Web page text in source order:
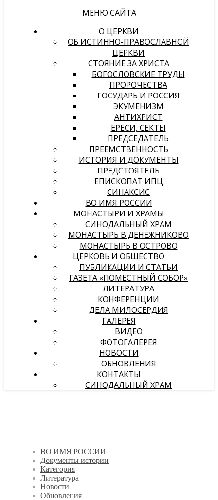
МЕНЮ САЙТА
О ЦЕРКВИ
ОБ ИСТИННО-ПРАВОСЛАВНОЙ
ЦЕРКВИ
СТОЯНИЕ ЗА ХРИСТА
БОГОСЛОВСКИЕ ТРУДЫ
ПРОРОЧЕСТВА
ГОСУДАРЬ И РОССИЯ
ЭКУМЕНИЗМ
АНТИХРИСТ
ЕРЕСИ, СЕКТЫ
ПРЕДСЕДАТЕЛЬ
ПРЕЕМСТВЕННОСТЬ
ИСТОРИЯ И ДОКУМЕНТЫ
ПРЕДСТОЯТЕЛЬ
ЕПИСКОПАТ ИПЦ
СИНАКСИС
ВО ИМЯ РОССИИ
МОНАСТЫРИ И ХРАМЫ
СИНОДАЛЬНЫЙ ХРАМ
МОНАСТЫРЬ В ДЕНЕЖНИКОВО
МОНАСТЫРЬ В ОСТРОВО
ЦЕРКОВЬ И ОБЩЕСТВО
ПУБЛИКАЦИИ И СТАТЬИ
ГАЗЕТА «ПОМЕСТНЫЙ СОБОР»
ЛИТЕРАТУРА
КОНФЕРЕНЦИИ
ДЕЛА МИЛОСЕРДИЯ
ГАЛЕРЕЯ
ВИДЕО
ФОТОГАЛЕРЕЯ
НОВОСТИ
ОБНОВЛЕНИЯ
КОНТАКТЫ
СИНОДАЛЬНЫЙ ХРАМ
ВО ИМЯ РОССИИ
Документы истории
Категория
Литература
Новости
Обновления